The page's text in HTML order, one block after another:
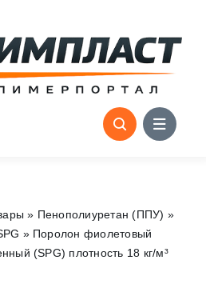
» Пенополиуретан (ППУ) »
» Поролон фиолетовый
(SPG) плотность 18 кг/м³